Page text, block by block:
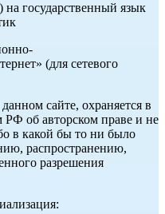
государственный язык
(для сетевого
сайте, охраняется в
РФ об авторском праве и не
в какой бы то ни было
распространению,
разрешения